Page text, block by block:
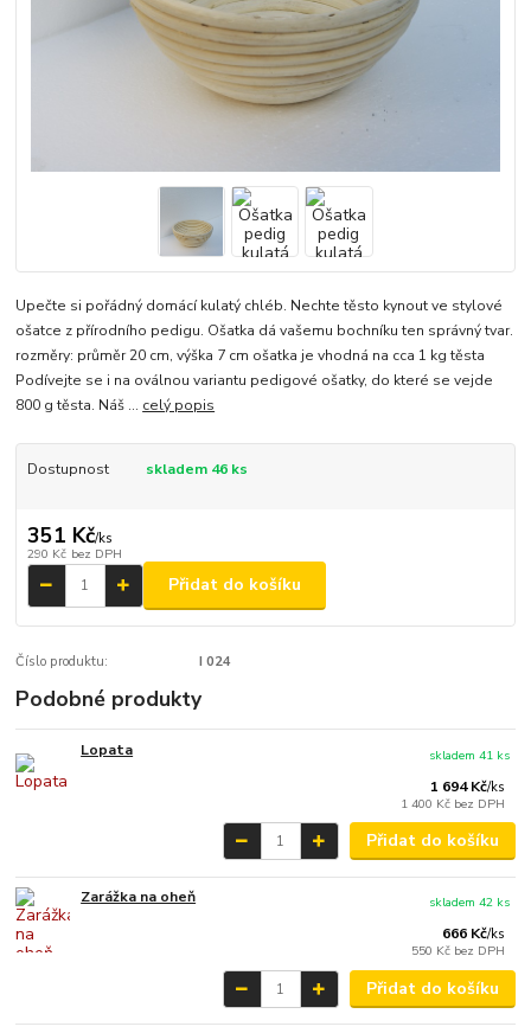
Upečte si pořádný domácí kulatý chléb. Nechte těsto kynout ve stylové
ošatce z přírodního pedigu. Ošatka dá vašemu bochníku ten správný tvar.
rozměry: průměr 20 cm, výška 7 cm ošatka je vhodná na cca 1 kg těsta
Podívejte se i na oválnou variantu pedigové ošatky, do které se vejde
800 g těsta. Náš ... celý popis
Dostupnost skladem 46 ks
351 Kč/ks
290 Kč bez DPH
Přidat do košíku
Číslo produktu: I 024
Podobné produkty
Lopata
1 694 Kč/ks
1 400 Kč bez DPH
skladem 41 ks
Přidat do košíku
Zarážka na oheň
666 Kč/ks
550 Kč bez DPH
skladem 42 ks
Přidat do košíku